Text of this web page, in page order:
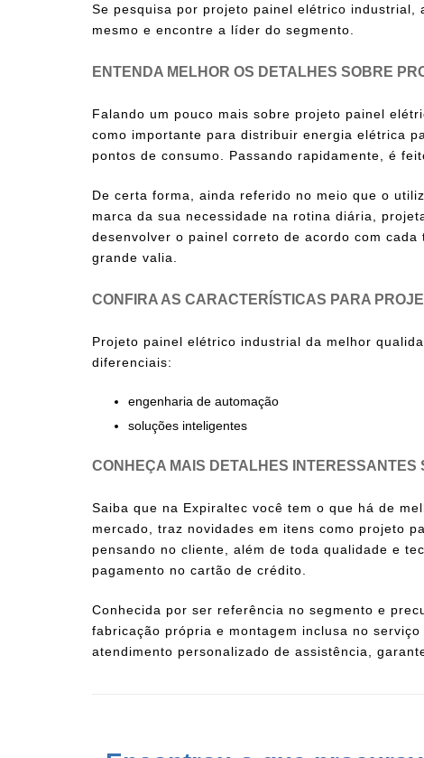
Se pesquisa por projeto painel elétrico industrial
mesmo e encontre a líder do segmento.
ENTENDA MELHOR OS DETALHES SOBRE
Falando um pouco mais sobre projeto painel
como importante para distribuir energia elétrica
pontos de consumo. Passando rapidamente, é
De certa forma, ainda referido no meio que o
marca da sua necessidade na rotina diária,
desenvolver o painel correto de acordo com
grande valia.
CONFIRA AS CARACTERÍSTICAS PARA
Projeto painel elétrico industrial da melhor
diferenciais:
engenharia de automação
soluções inteligentes
CONHEÇA MAIS DETALHES INTERESSANTES
Saiba que na Expiraltec você tem o que há de
mercado, traz novidades em itens como projeto
pensando no cliente, além de toda qualidade e
pagamento no cartão de crédito.
Conhecida por ser referência no segmento e
fabricação própria e montagem inclusa no
atendimento personalizado de assistência,